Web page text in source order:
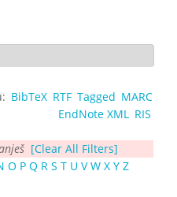
BibTeX RTF Tagged MARC
EndNote XML
RIS
[Clear All Filters]
O P Q R S T U V W X Y Z